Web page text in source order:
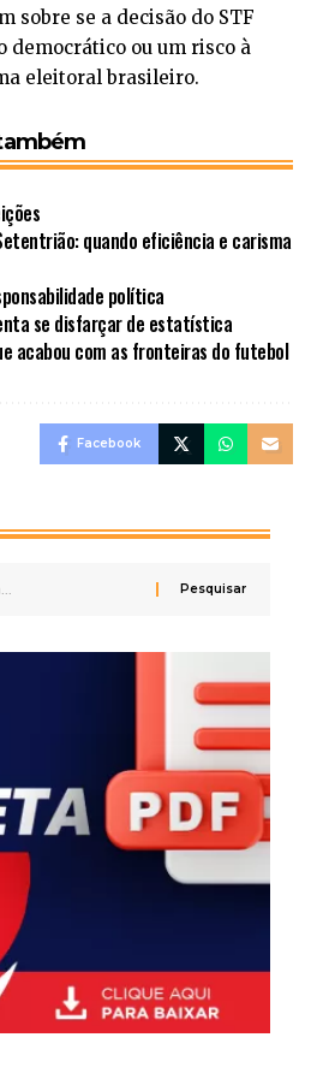
sobre se a decisão do STF
democrático ou um risco à
eleitoral brasileiro.
quando eficiência e carisma
política
se disfarçar de estatística
acabou com as fronteiras do futebol
Facebook